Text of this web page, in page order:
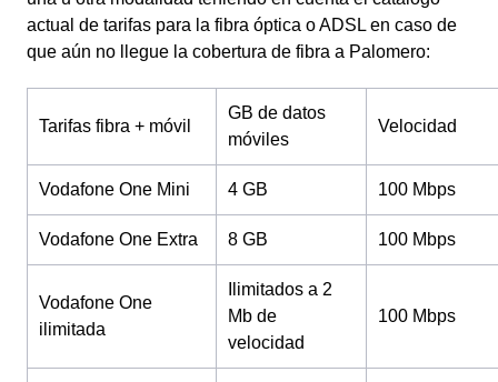
actual de tarifas para la fibra óptica o ADSL en caso de
que aún no llegue la cobertura de fibra a Palomero:
Tarifas fibra + móvil
GB de datos
móviles
Velocidad
Vodafone One Mini 4 GB 100 Mbps
Vodafone One Extra 8 GB 100 Mbps
Vodafone One
ilimitada
Ilimitados a 2
Mb de
velocidad
100 Mbps